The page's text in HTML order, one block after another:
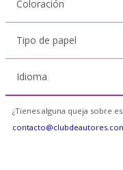
Coloración
Tipo de papel
Idioma
¿Tienes alguna queja sobre